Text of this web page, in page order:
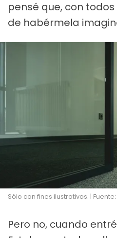
pensé que, con
de habérmela
Sólo con fines ilustrativos. |
Pero no, cuando